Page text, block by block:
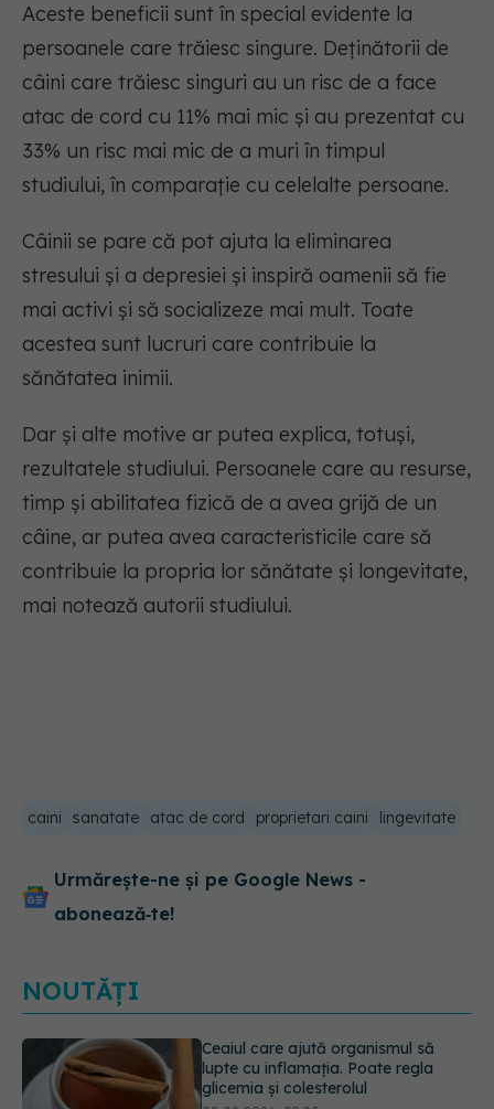
Aceste beneficii sunt în special evidente la
persoanele care trăiesc singure. Deținătorii de
câini care trăiesc singuri au un risc de a face
atac de cord cu 11% mai mic și au prezentat cu
33% un risc mai mic de a muri în timpul
studiului, în comparație cu celelalte persoane.
Câinii se pare că pot ajuta la eliminarea
stresului și a depresiei și inspiră oamenii să fie
mai activi și să socializeze mai mult. Toate
acestea sunt lucruri care contribuie la
sănătatea inimii.
Dar și alte motive ar putea explica, totuși,
rezultatele studiului. Persoanele care au resurse,
timp și abilitatea fizică de a avea grijă de un
câine, ar putea avea caracteristicile care să
contribuie la propria lor sănătate și longevitate,
mai notează autorii studiului.
caini sanatate atac de cord proprietari caini lingevitate
Urmărește-ne și pe Google News -
abonează‑te!
NOUTĂȚI
Ce spune culoarea ta preferată
despre vârsta pe care o ai. Care